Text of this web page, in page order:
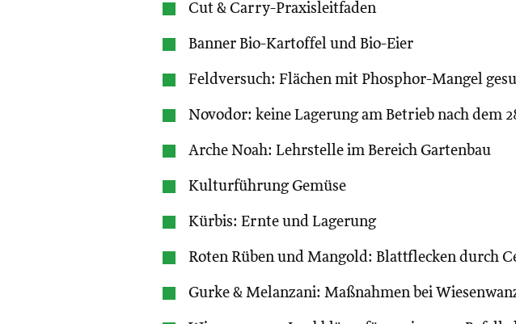
Cut & Carry-Praxisleitfaden
Banner Bio-Kartoffel und Bio-Eier
Feldversuch: Flächen mit Phosphor-Mangel
Novodor: keine Lagerung am Betrieb nach dem
Arche Noah: Lehrstelle im Bereich Gartenbau
Kulturführung Gemüse
Kürbis: Ernte und Lagerung
Roten Rüben und Mangold: Blattflecken durch
Gurke & Melanzani: Maßnahmen bei